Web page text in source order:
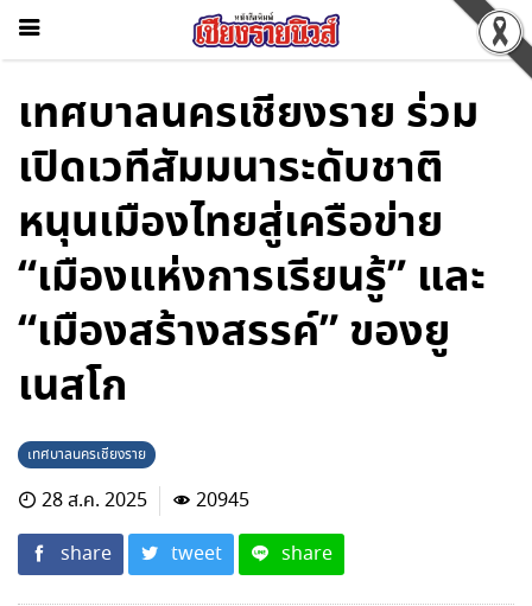
เทศบาลนครเชียงราย ร่วม
เปิดเวทีสัมมนาระดับชาติ
หนุนเมืองไทยสู่เครือข่าย
“เมืองแห่งการเรียนรู้” และ
“เมืองสร้างสรรค์” ของยู
เนสโก
เทศบาลนครเชียงราย
28 ส.ค. 2025
20945
share
tweet share